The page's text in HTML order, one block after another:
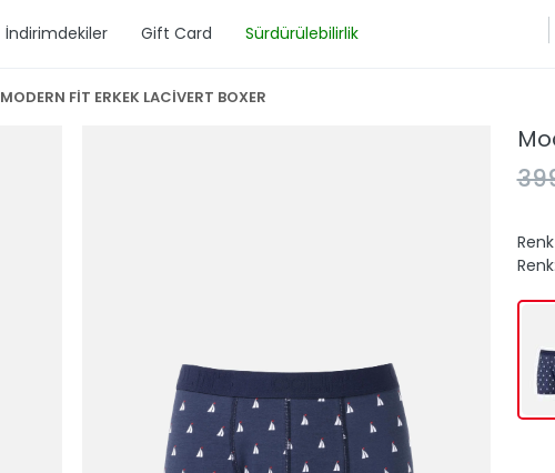
İndirimdekiler Gift Card Sürdürülebilirlik
MODERN FİT ERKEK LACİVERT BOXER
Renk: